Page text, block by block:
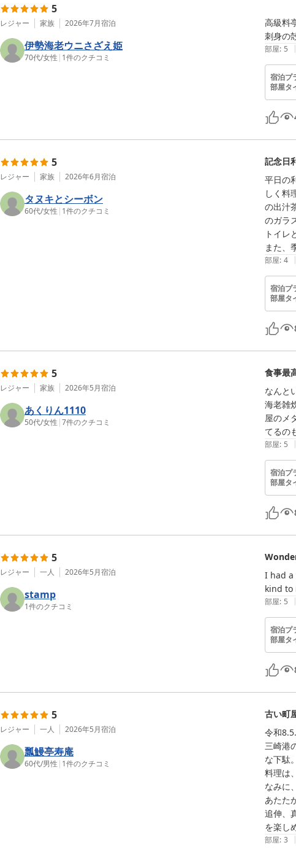
5
レジャー 家族 2026年7月宿泊
伊勢海老ウニさざえ姫
70代/女性 | 1件のクチコミ
高級料
刺身の
部屋: 5 |
宿泊プ
部屋タ
5
レジャー 家族 2026年6月宿泊
タヌキとシーボン
60代/女性 | 1件のクチコミ
記念日
平日の
しく料
の出汁
のガラ
トイレ
部屋: 4 |
宿泊プ
部屋タ
5
レジャー 家族 2026年5月宿泊
あくりん1110
50代/女性 |7件のクチコミ
食事最
なんと
海老雑
屋のメ
てるの
部屋: 5 |
宿泊プ
部屋タ
5
レジャー 一人 2026年5月宿泊
stamp
1件のクチコミ
I had a
kind to
部屋: 5 |
宿泊プ
部屋タ
5
レジャー 一人 2026年5月宿泊
瓢鰻亭寿庵
60代/男性 | 1件のクチコミ
古い町
令和
三崎港
な下駄。
料理は
なみに
あたた
追伸、
を楽し
部屋: 3 |